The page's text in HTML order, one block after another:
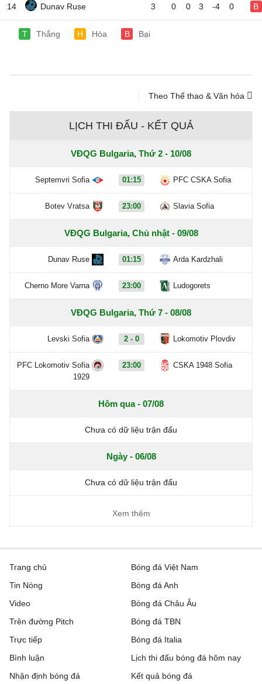
14 Dunav Ruse 3 0 0 3 -4 0 B
T Thắng H Hòa B Bại
Theo Thể thao & Văn hóa
LỊCH THI ĐẤU - KẾT QUẢ
VĐQG Bulgaria, Thứ 2 - 10/08
Septemvri Sofia 01:15 PFC CSKA Sofia
Botev Vratsa 23:00 Slavia Sofia
VĐQG Bulgaria, Chủ nhật - 09/08
Dunav Ruse 01:15 Arda Kardzhali
Cherno More Varna 23:00 Ludogorets
VĐQG Bulgaria, Thứ 7 - 08/08
Levski Sofia 2 - 0 Lokomotiv Plovdiv
PFC Lokomotiv Sofia
1929
23:00 CSKA 1948 Sofia
Hôm qua - 07/08
Chưa có dữ liệu trận đấu
Ngày - 06/08
Chưa có dữ liệu trận đấu
Xem thêm
Trang chủ
Tin Nóng
Video
Trên đường Pitch
Trực tiếp
Bóng đá Việt Nam
Bóng đá Anh
Bóng đá Châu Âu
Bóng đá TBN
Bóng đá Italia
Bình luận
Nhận định bóng đá
Lịch thi đấu bóng đá hôm nay
Kết quả bóng đá